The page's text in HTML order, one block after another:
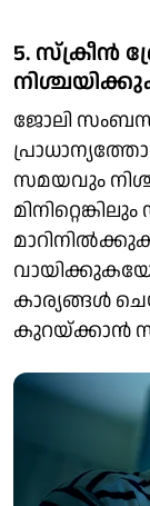
5. സ്ക്രീൻ
ജോലി
സമയവും
കാര്യങ്ങൾ
കുറയ്ക്കാൻ